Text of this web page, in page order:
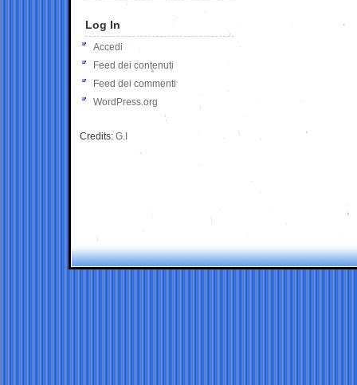
Log In
Accedi
Feed dei contenuti
Feed dei commenti
WordPress.org
Credits: G.I